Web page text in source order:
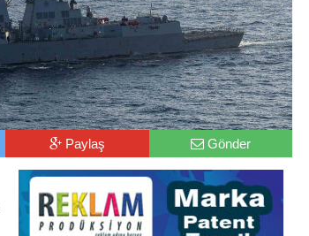
Paylaş Gönder